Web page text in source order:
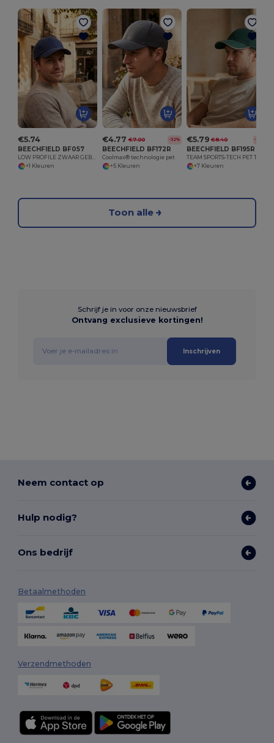
€5.74
BEECHFIELD BF057
+1 Kleuren
€4.77 €7.00 -32%
BEECHFIELD BF172R
Coolmax® technologie pet
+5 Kleuren
€5.79 €8.40 -31%
BEECHFIELD BF195R
+7 Kleuren
Toon alle
Schrijf je in voor onze nieuwsbrief
Ontvang exclusieve kortingen!
Inschrijven
Neem contact op
Hulp nodig?
Ons bedrijf
Betaalmethoden
Verzendmethoden